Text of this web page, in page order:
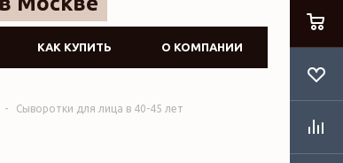
КАК КУПИТЬ О КОМПАНИИ
- Сыворотки для лица в 40-45 лет